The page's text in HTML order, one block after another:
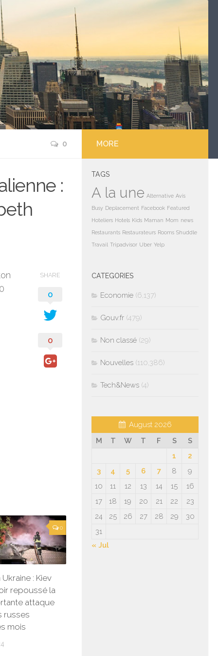
0
:
SHARE
0
0
0
: Kiev
repoussé la
attaque
russes
mois
MORE
TAGS
A la une Alternative Avis
Busy Deplacement Facebook Featured
Hoteliers Hotels Kids Maman Mom news
Restaurants Restaurateurs Rooms Shuddle
Travail Tripadvisor Uber Yelp
CATEGORIES
Economie (6,137)
Gouv.fr (479)
Non classé (29)
Nouvelles (110,386)
Tech&News (4)
August 2026
M
T W T F S
S
1
2
3
4 5 6 7 8
9
10
11 12 13 14 15
16
17
18 19 20 21 22
23
24
25 26 27 28 29
30
31
« Jul